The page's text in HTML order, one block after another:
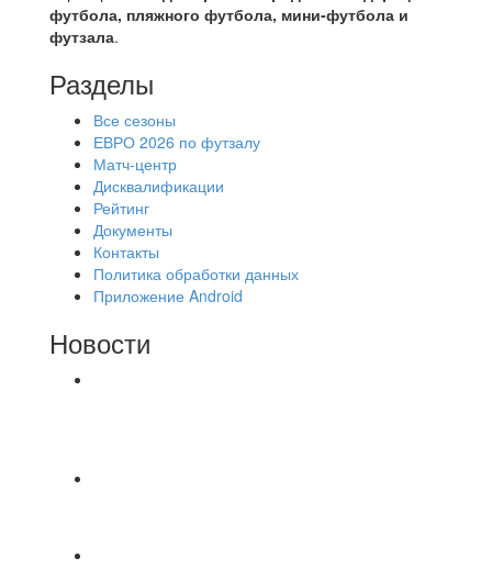
футбола, пляжного футбола, мини-футбола и
футзала.
Разделы
Все сезоны
ЕВРО 2026 по футзалу
Матч-центр
Дисквалификации
Рейтинг
Документы
Контакты
Политика обработки данных
Приложение Android
Новости